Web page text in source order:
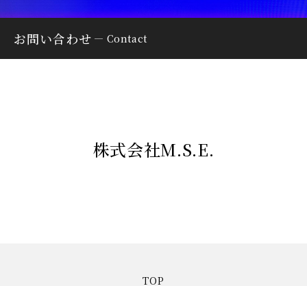
お問い合わせ Contact
株式会社M.S.E.
TOP